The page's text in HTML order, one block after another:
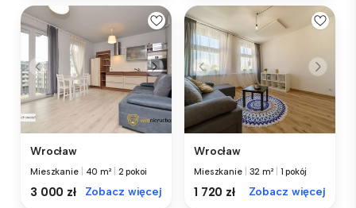
Wrocław
Mieszkanie 40 m² 2 pokoi
3 000 zł Zobacz więcej
Wrocław
Mieszkanie 32 m² 1 pokój
1 720 zł Zobacz więcej